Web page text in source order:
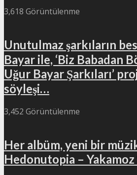
3,618 Görüntülenme
Unutulmaz şarkıların
Bayar ile, ‘Biz Babadan
Uğur Bayar Şarkıları’
söyleşi…
3,452 Görüntülenme
Her albüm, yeni bir
Hedonutopia – Yakamoz